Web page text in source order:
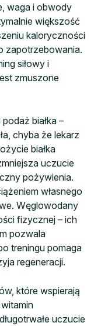
waga i obwody
większość
kaloryczności
zapotrzebowania.
siłowy i
zmuszone
białka –
chyba że lekarz
białka
uczucie
pożywienia.
własnego
Węglowodany
fizycznej – ich
pozwala
treningu pomaga
regeneracji.
które wspierają
uczucie